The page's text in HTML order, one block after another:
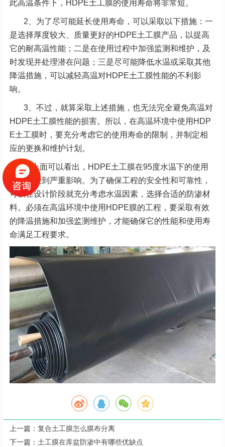
此高温条件下，HDPE土工膜的使用寿命将非常短。
2、为了尽可能延长使用寿命，可以采取以下措施：一
是选择厚度较大、质量更好的HDPE土工膜产品，以提高
它的耐高温性能；二是在使用过程中加强监测和维护，及
时发现并处理潜在问题；三是尽可能降低水温或采取其他
降温措施，可以减轻高温对HDPE土工膜性能的不利影
响。
3、不过，就算采取上述措施，也无法完全避免高温对
HDPE土工膜性能的损害。所以，在高温环境中使用HDP
E土工膜时，要充分考虑它的使用寿命的限制，并制定相
应的更换和维护计划。
从上面可以看出，HDPE土工膜在95度水温下的使用
时长会受到严重影响。为了确保工程的安全性和可靠性，
可以在设计阶段就充分考虑水温因素，选择合适的防渗材
料。必须在高温环境中使用HDPE膜的工程，要采取有效
的降温措施和加强监测维护，才能确保它的性能和使用寿
命满足工程要求。
上一篇： 复合土工膜怎么膜布分离
下一篇： 土工膜在库盆防渗中有哪些优缺点